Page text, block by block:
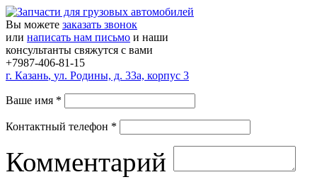
Вы можете заказать звонок
или написать нам письмо и наши
консультанты свяжутся с вами
+7987-406-81-15
г. Казань, ул. Родины, д. 33а, корпус 3
Ваше имя *
Контактный телефон *
Комментарий